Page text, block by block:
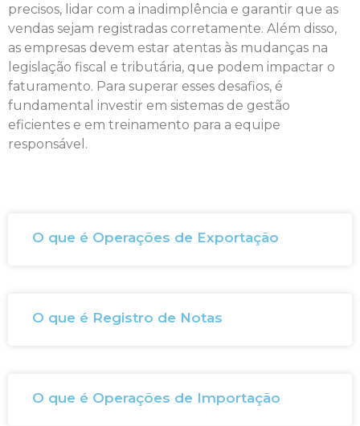
precisos, lidar com a inadimplência e garantir que as
vendas sejam registradas corretamente. Além disso,
as empresas devem estar atentas às mudanças na
legislação fiscal e tributária, que podem impactar o
faturamento. Para superar esses desafios, é
fundamental investir em sistemas de gestão
eficientes e em treinamento para a equipe
responsável.
O que é Operações de Exportação
O que é Registro de Notas
O que é Operações de Importação